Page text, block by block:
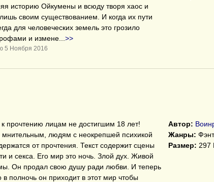
историю Ойкумены и всюду творя хаос и
своим существованием. И когда их пути
для человеческих земель это грозило
и измене
>>
5 Ноября 2016
прочтению лицам не достигшим 18 лет!
мнительным, людям с неокрепшей психикой
от прочтения. Текст содержит сцены
и секса. Его мир это ночь. Злой дух. Живой
Он продал свою душу ради любви. И теперь
в полночь он приходит в этот мир чтобы
Автор:
Жанры:
Размер: 297